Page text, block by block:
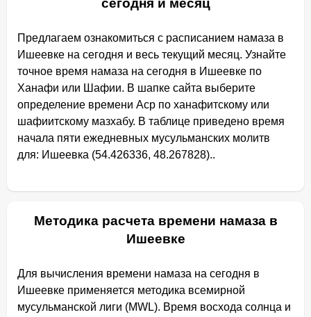
сегодня и месяц
Предлагаем ознакомиться с расписанием намаза в
Ишеевке на сегодня и весь текущий месяц. Узнайте
точное время намаза на сегодня в Ишеевке по
Ханафи или Шафии. В шапке сайта выберите
определение времени Аср по ханафитскому или
шафиитскому мазхабу. В таблице приведено время
начала пяти ежедневных мусульманских молитв
для: Ишеевка (54.426336, 48.267828)..
Методика расчета времени намаза в
Ишеевке
Для вычисления времени намаза на сегодня в
Ишеевке применяется методика всемирной
мусульманской лиги (MWL). Время восхода солнца и